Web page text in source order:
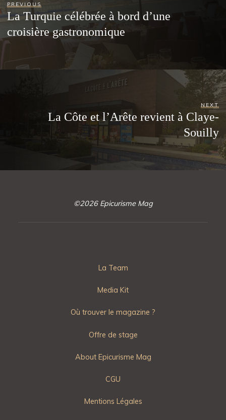
PREVIOUS
La Turquie célébrée à bord d’une
croisière gastronomique
NEXT
La Côte et l’Arête revient à Claye-
Souilly
©2026 Epicurisme Mag
La Team
Media Kit
Où trouver le magazine ?
Offre de stage
About Epicurisme Mag
CGU
Mentions Légales